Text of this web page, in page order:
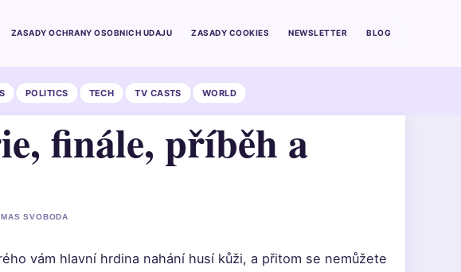
ZASADY OCHRANY OSOBNICH UDAJU ZASADY COOKIES NEWSLETTER BLOG
POLITICS TECH TV CASTS WORLD
finále, příběh a
SVOBODA
vám hlavní hrdina nahání husí kůži, a přitom se nemůžete